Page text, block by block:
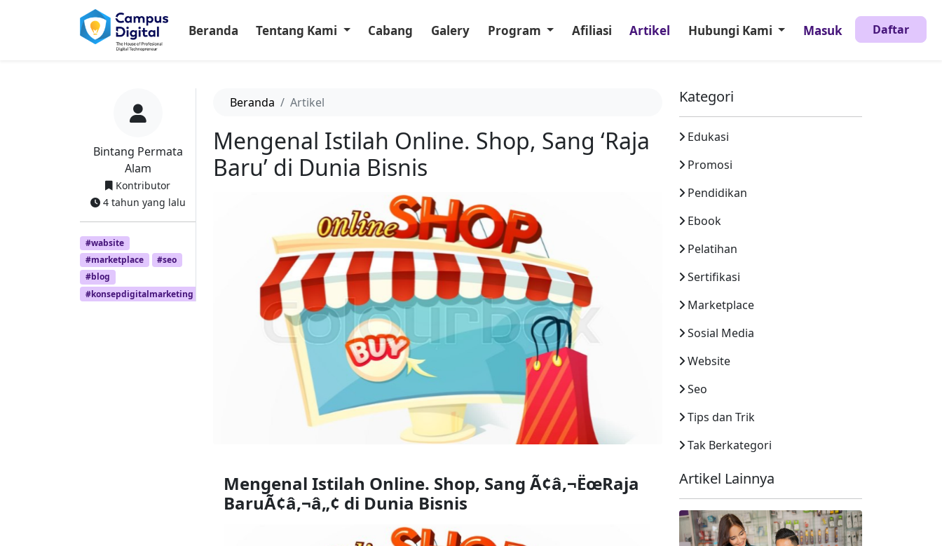
Beranda Tentang Kami Cabang Galery Program Afiliasi Artikel Hubungi Kami Masuk Daftar
Bintang Permata
Alam
Kontributor
4 tahun yang lalu
#wabsite
#marketplace
#seo
#blog
#konsepdigitalmarketing
Beranda Artikel
Mengenal Istilah Online. Shop, Sang ‘Raja
Baru’ di Dunia Bisnis
Mengenal Istilah Online. Shop, Sang Ã¢â‚¬ËœRaja
BaruÃ¢â‚¬â„¢ di Dunia Bisnis
Kategori
Edukasi
Promosi
Pendidikan
Ebook
Pelatihan
Sertifikasi
Marketplace
Sosial Media
Website
Seo
Tips dan Trik
Tak Berkategori
Artikel Lainnya